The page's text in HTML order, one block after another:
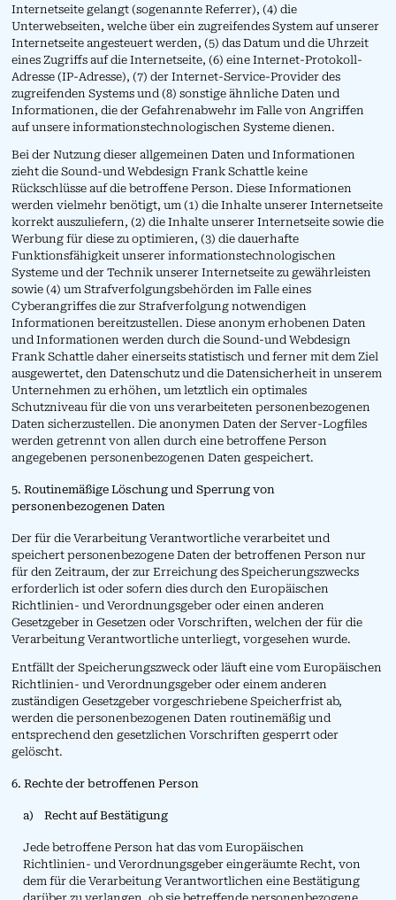
Internetseite gelangt (sogenannte Referrer), (4) die
Unterwebseiten, welche über ein zugreifendes System auf unserer
Internetseite angesteuert werden, (5) das Datum und die Uhrzeit
eines Zugriffs auf die Internetseite, (6) eine Internet-Protokoll-
Adresse (IP-Adresse), (7) der Internet-Service-Provider des
zugreifenden Systems und (8) sonstige ähnliche Daten und
Informationen, die der Gefahrenabwehr im Falle von Angriffen
auf unsere informationstechnologischen Systeme dienen.
Bei der Nutzung dieser allgemeinen Daten und Informationen
zieht die Sound-und Webdesign Frank Schattle keine
Rückschlüsse auf die betroffene Person. Diese Informationen
werden vielmehr benötigt, um (1) die Inhalte unserer Internetseite
korrekt auszuliefern, (2) die Inhalte unserer Internetseite sowie die
Werbung für diese zu optimieren, (3) die dauerhafte
Funktionsfähigkeit unserer informationstechnologischen
Systeme und der Technik unserer Internetseite zu gewährleisten
sowie (4) um Strafverfolgungsbehörden im Falle eines
Cyberangriffes die zur Strafverfolgung notwendigen
Informationen bereitzustellen. Diese anonym erhobenen Daten
und Informationen werden durch die Sound-und Webdesign
Frank Schattle daher einerseits statistisch und ferner mit dem Ziel
ausgewertet, den Datenschutz und die Datensicherheit in unserem
Unternehmen zu erhöhen, um letztlich ein optimales
Schutzniveau für die von uns verarbeiteten personenbezogenen
Daten sicherzustellen. Die anonymen Daten der Server-Logfiles
werden getrennt von allen durch eine betroffene Person
angegebenen personenbezogenen Daten gespeichert.
5. Routinemäßige Löschung und Sperrung von
personenbezogenen Daten
Der für die Verarbeitung Verantwortliche verarbeitet und
speichert personenbezogene Daten der betroffenen Person nur
für den Zeitraum, der zur Erreichung des Speicherungszwecks
erforderlich ist oder sofern dies durch den Europäischen
Richtlinien- und Verordnungsgeber oder einen anderen
Gesetzgeber in Gesetzen oder Vorschriften, welchen der für die
Verarbeitung Verantwortliche unterliegt, vorgesehen wurde.
Entfällt der Speicherungszweck oder läuft eine vom Europäischen
Richtlinien- und Verordnungsgeber oder einem anderen
zuständigen Gesetzgeber vorgeschriebene Speicherfrist ab,
werden die personenbezogenen Daten routinemäßig und
entsprechend den gesetzlichen Vorschriften gesperrt oder
gelöscht.
6. Rechte der betroffenen Person
a) Recht auf Bestätigung
Jede betroffene Person hat das vom Europäischen
Richtlinien- und Verordnungsgeber eingeräumte Recht, von
dem für die Verarbeitung Verantwortlichen eine Bestätigung